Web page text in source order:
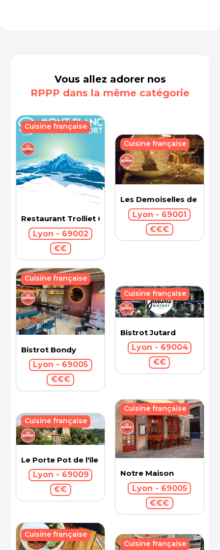
Vous allez adorer nos
RPPP dans la même catégorie
Restaurant Trolliet Grand Hotel Dieu
Lyon - 69002
€€
Cuisine française
Les Demoiselles de
Lyon - 69001
€€€
Cuisine française
Bistrot Bondy
Lyon - 69005
€€€
Cuisine française
Bistrot Jutard
Lyon - 69004
€€
Cuisine française
Le Porte Pot de l'île Barbe
Lyon - 69009
€€
Cuisine française
Notre Maison
Lyon - 69005
€€€
Cuisine française
Cuisine française
Cuisine française